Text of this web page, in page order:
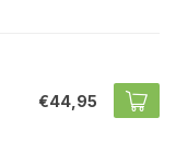
€44,95